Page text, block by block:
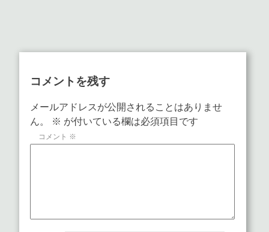
コメントを残す
メールアドレスが公開されることはありませ
ん。
※ が付いている欄は必須項目です
コメント ※